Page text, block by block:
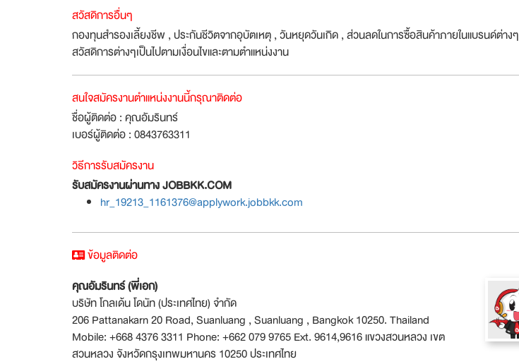
สวัสดิการอื่นๆ
กองทุนสำรองเลี้ยงชีพ , ประกันชีวิตจากอุบัตเหตุ , วันหยุดวันเกิด , ส่วนลดในการซื้อสินค้าภายในแบรนด์ต่างๆ
สวัสดิการต่างๆเป็นไปตามเงื่อนไขและตามตำแหน่งงาน
สนใจสมัครงานตำแหน่งงานนี้กรุณาติดต่อ
ชื่อผู้ติดต่อ : คุณอัมรินทร์
เบอร์ผู้ติดต่อ : 0843763311
วิธีการรับสมัครงาน
รับสมัครงานผ่านทาง JOBBKK.COM
hr_19213_1161376@applywork.jobbkk.com
ข้อมูลติดต่อ
คุณอัมรินทร์ (พี่เอก)
บริษัท โกลเด้น โดนัท (ประเทศไทย) จำกัด
206 Pattanakarn 20 Road, Suanluang , Suanluang , Bangkok 10250. Thailand
Mobile: +668 4376 3311 Phone: +662 079 9765 Ext. 9614,9616 แขวงสวนหลวง เขต
สวนหลวง จังหวัดกรุงเทพมหานคร 10250 ประเทศไทย